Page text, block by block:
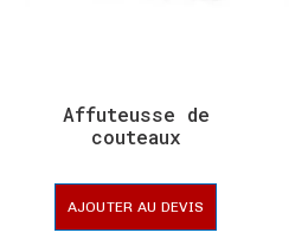
Affuteusse de
couteaux
AJOUTER AU DEVIS